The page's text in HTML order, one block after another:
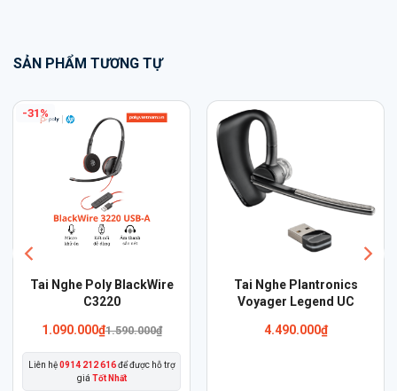
SẢN PHẨM TƯƠNG TỰ
-31%
Tai Nghe Poly BlackWire
C3220
1.090.000₫1.590.000₫
Liên hệ0914 212 616để được hỗ trợ
giá Tốt Nhất
Sản
nhiều
Tai Nghe Plantronics
Voyager Legend UC
4.490.000₫